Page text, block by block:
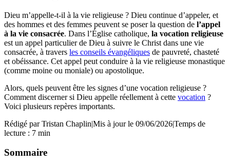
Dieu m’appelle-t-il à la vie religieuse ? Dieu continue d’appeler, et
des hommes et des femmes peuvent se poser la question de l’appel
à la vie consacrée. Dans l’Église catholique, la vocation religieuse
est un appel particulier de Dieu à suivre le Christ dans une vie
consacrée, à travers les conseils évangéliques de pauvreté, chasteté
et obéissance. Cet appel peut conduire à la vie religieuse monastique
(comme moine ou moniale) ou apostolique.
Alors, quels peuvent être les signes d’une vocation religieuse ?
Comment discerner si Dieu appelle réellement à cette vocation ?
Voici plusieurs repères importants.
Rédigé parTristan Chaplin|Mis à jour le 09/06/2026|Temps de
lecture : 7 min
Sommaire